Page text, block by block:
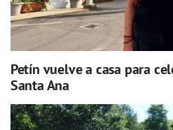
Petín vuelve a casa para
Santa Ana